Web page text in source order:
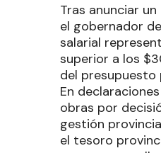
Tras anunciar
el gobernador
salarial
superior a los
del presupuesto
En
obras por
gestión
el tesoro